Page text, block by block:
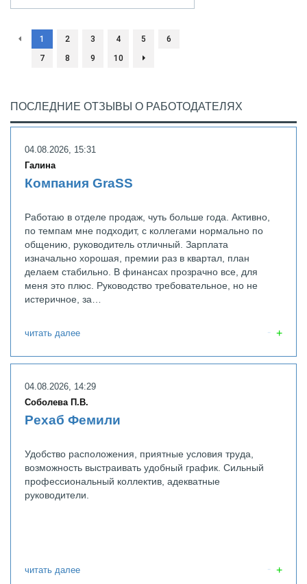
1 2 3 4 5
6
7
8 9 10
ПОСЛЕДНИЕ ОТЗЫВЫ О РАБОТОДАТЕЛЯХ
04.08.2026, 15:31
Галина
Компания GraSS
Работаю в отделе продаж, чуть больше года. Активно,
по темпам мне подходит, с коллегами нормально по
общению, руководитель отличный. Зарплата
изначально хорошая, премии раз в квартал, план
делаем стабильно. В финансах прозрачно все, для
меня это плюс. Руководство требовательное, но не
истеричное, за…
читать далее
04.08.2026, 14:29
Соболева П.В.
Рехаб Фемили
Удобство расположения, приятные условия труда,
возможность выстраивать удобный график. Сильный
профессиональный коллектив, адекватные
руководители.
читать далее